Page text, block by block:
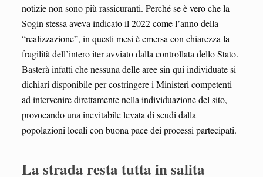
notizie non sono più rassicuranti. Perché se è vero che la
Sogin stessa aveva indicato il 2022 come l’anno della
“realizzazione”, in questi mesi è emersa con chiarezza la
fragilità dell’intero iter avviato dalla controllata dello Stato.
Basterà infatti che nessuna delle aree sin qui individuate si
dichiari disponibile per costringere i Ministeri competenti
ad intervenire direttamente nella individuazione del sito,
provocando una inevitabile levata di scudi dalla
popolazioni locali con buona pace dei processi partecipati.
La strada resta tutta in salita